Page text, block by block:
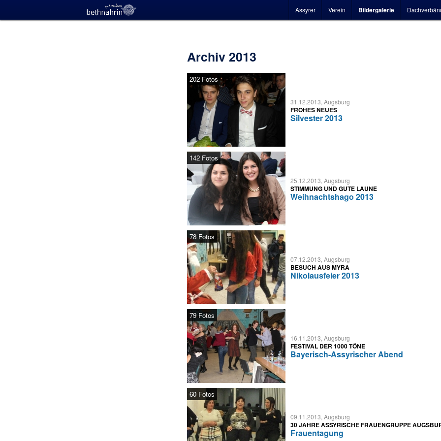
Hauptmenü
Assyrer Verein Bildergalerie
Archiv 2013
202 Fotos
31.12.2013, Augsburg
FROHES NEUES
Silvester 2013
142 Fotos
25.12.2013, Augsburg
STIMMUNG UND GUTE LAUNE
Weihnachtshago 2013
78 Fotos
07.12.2013, Augsburg
BESUCH AUS MYRA
Nikolausfeier 2013
79 Fotos
16.11.2013, Augsburg
FESTIVAL DER 1000 TÖNE
Bayerisch-Assyrischer Abend
60 Fotos
09.11.2013, Augsburg
30 JAHRE ASSYRISCHE FRAUENGRUPPE
Frauentagung